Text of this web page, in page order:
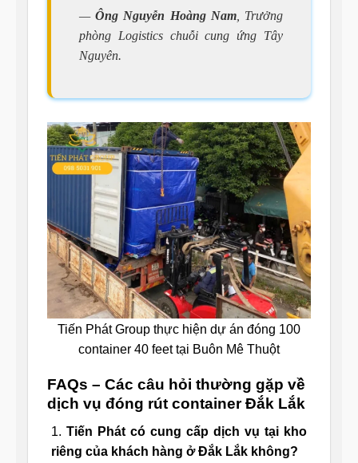
—Ông Nguyễn Hoàng Nam, Trưởng
phòng Logistics chuỗi cung ứng Tây
Nguyên.
Tiến Phát Group thực hiện dự án đóng 100
container 40 feet tại Buôn Mê Thuột
FAQs – Các câu hỏi thường gặp về
dịch vụ đóng rút container Đắk Lắk
1. Tiến Phát có cung cấp dịch vụ tại kho
riêng của khách hàng ở Đắk Lắk không?